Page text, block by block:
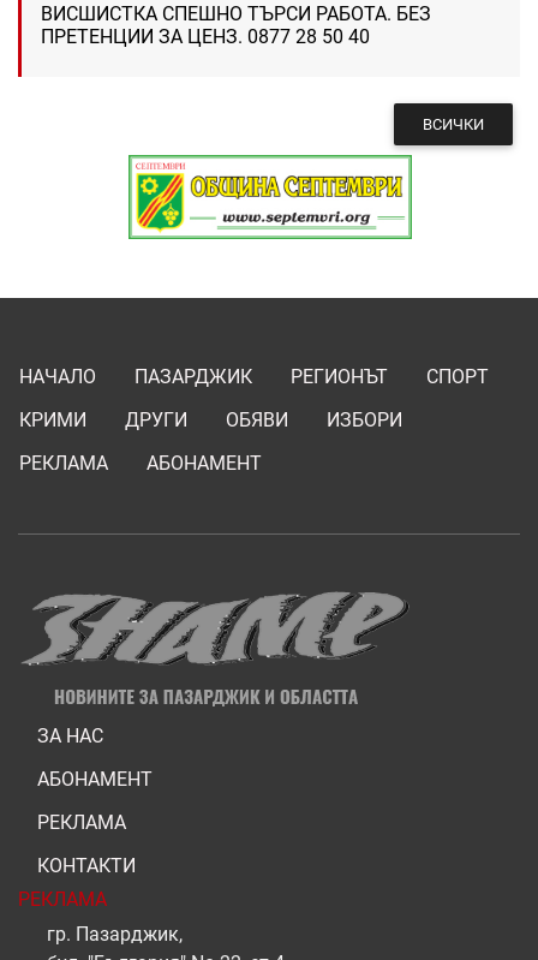
ВИСШИСТКА СПЕШНО ТЪРСИ РАБОТА. БЕЗ
ПРЕТЕНЦИИ ЗА ЦЕНЗ. 0877 28 50 40
ВСИЧКИ
НАЧАЛО ПАЗАРДЖИК РЕГИОНЪТ
СПОРТ
КРИМИ
ДРУГИ ОБЯВИ
ИЗБОРИ
РЕКЛАМА
АБОНАМЕНТ
ЗА НАС
АБОНАМЕНТ
РЕКЛАМА
КОНТАКТИ
РЕКЛАМА
гр. Пазарджик,